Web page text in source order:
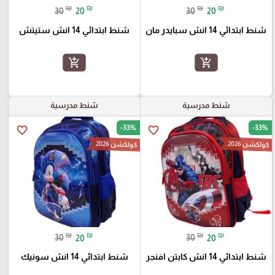
30 ₪ 20 ₪
شنط ابتدائي 14 انش سبايدر مان
add_shopping_cart
30 ₪ 20 ₪
شنط ابتدائي 14 انش ستيتش
add_shopping_cart
شنط مدرسية
favorite_border -33%
كولكشن 2026
30 ₪ 20 ₪
شنط ابتدائي 14 انش كابتن افنجر
شنط مدرسية
favorite_border -33%
كولكشن 2026
30 ₪ 20 ₪
شنط ابتدائي 14 انش سونيك